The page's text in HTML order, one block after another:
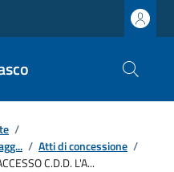
/
/ Atti di concessione /
C.D.D. L'A...